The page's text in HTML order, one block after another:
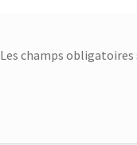
Les champs obligatoires